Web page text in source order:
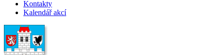
Kontakty
Kalendář akcí